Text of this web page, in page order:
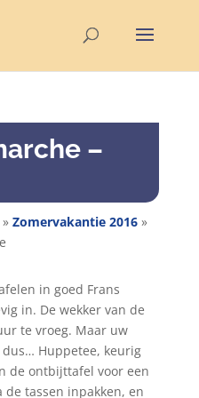
–
Zomervakantie 2016»
in goed Frans
in. De wekker van de
te vroeg. Maar uw
Huppetee, keurig
de ontbijttafel voor een
de tassen inpakken, en